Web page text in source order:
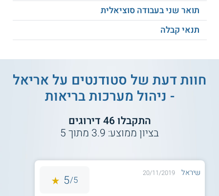
סיווג רמת האנגלית 85 ומעלה.
קטגוריות הקבלה הינן:
בגרות בלבד:
ממוצע בגרות 90 ומעלה.
עמידה בכל דרישות הסף.
ציון קבלה משולב:
ציון משולב 543 ומעלה.
אוכלוסייה פרא-רפואית:
תואר שני בעבודה סוציאלית
תנאי קבלה
חוות דעת של סטודנטים על אריאל
- ניהול מערכות בריאות
התקבלו46דירוגים
בציון ממוצע: 3.9 מתוך5
שיראל 20/11/2019
5/
5